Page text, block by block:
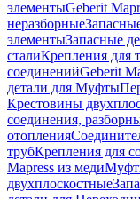
элементыGeberit
неразборные
элементыЗапасные
сталиКрепления для
соединенийGeberit
детали для Муфты
Крестовины
соединения,
отопления
трубКрепления для
Mapress из меди
двухплоскостные